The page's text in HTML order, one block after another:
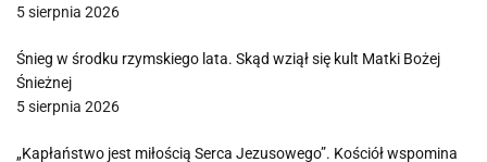
5 sierpnia 2026
Śnieg w środku rzymskiego lata. Skąd wziął się kult Matki Bożej
Śnieżnej
5 sierpnia 2026
„Kapłaństwo jest miłością Serca Jezusowego”. Kościół wspomina